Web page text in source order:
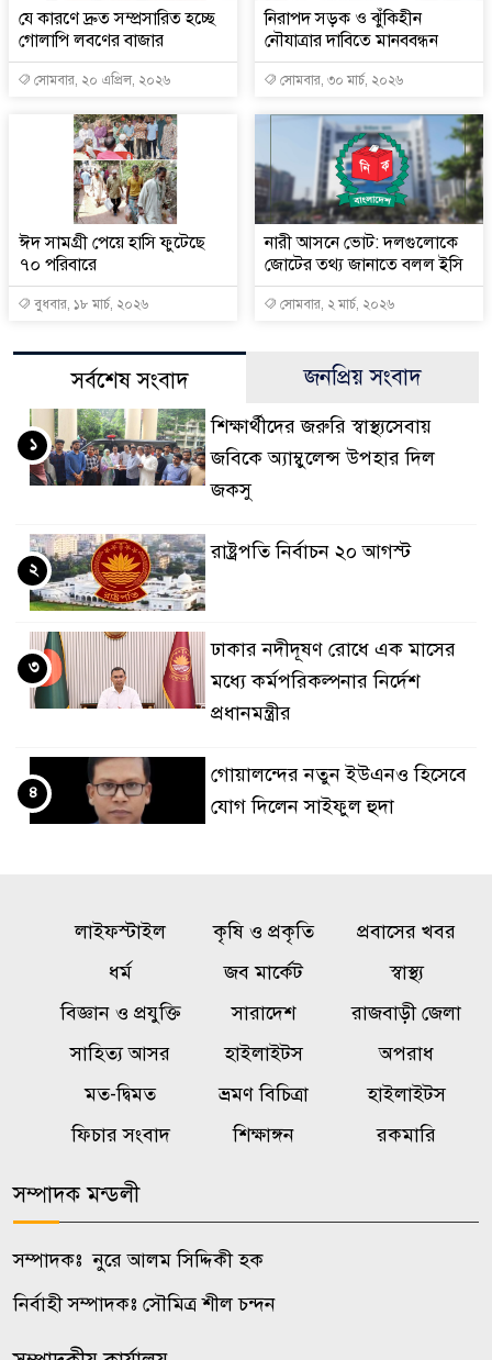
যে কারণে দ্রুত সম্প্রসারিত হচ্ছে
গোলাপি লবণের বাজার
সোমবার, ২০ এপ্রিল, ২০২৬
নিরাপদ সড়ক ও ঝুঁকিহীন
নৌযাত্রার দাবিতে মানববন্ধন
সোমবার, ৩০ মার্চ, ২০২৬
ঈদ সামগ্রী পেয়ে হাসি ফুটেছে
৭০ পরিবারে
বুধবার, ১৮ মার্চ, ২০২৬
নারী আসনে ভোট: দলগুলোকে
জোটের তথ্য জানাতে বলল ইসি
সোমবার, ২ মার্চ, ২০২৬
সর্বশেষ সংবাদ জনপ্রিয় সংবাদ
শিক্ষার্থীদের জরুরি স্বাস্থ্যসেবায়
জবিকে অ্যাম্বুলেন্স উপহার দিল
জকসু
১
রাষ্ট্রপতি নির্বাচন ২০ আগস্ট
২
ঢাকার নদীদূষণ রোধে এক মাসের
মধ্যে কর্মপরিকল্পনার নির্দেশ
প্রধানমন্ত্রীর
৩
গোয়ালন্দের নতুন ইউএনও হিসেবে
যোগ দিলেন সাইফুল হুদা
৪
অনিয়ম-দুর্নীতির অভিযোগে বিমানের
সব পদোন্নতি স্থগিত
জুলাইয়ে সড়ক দুর্ঘটনায় নিহত ৪১৬,
আহত ৬২৯
৮
১১ দলীয় ঐক্যের ঘেরাও কর্মসূচি
ঘিরে সচিবালয়ের সব গেট বন্ধ
লাইফস্টাইল কৃষি ও প্রকৃতি
প্রবাসের খবর
ধর্ম
জব মার্কেট
স্বাস্থ্য
বিজ্ঞান ও প্রযুক্তি
সারাদেশ
রাজবাড়ী জেলা
সাহিত্য আসর
হাইলাইটস
অপরাধ
মত-দ্বিমত
ভ্রমণ বিচিত্রা
হাইলাইটস
ফিচার সংবাদ
শিক্ষাঙ্গন রকমারি
সম্পাদক মন্ডলী
সম্পাদকঃ নুরে আলম সিদ্দিকী হক
নির্বাহী সম্পাদকঃ সৌমিত্র শীল চন্দন